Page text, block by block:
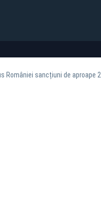
României sancțiuni de aproape